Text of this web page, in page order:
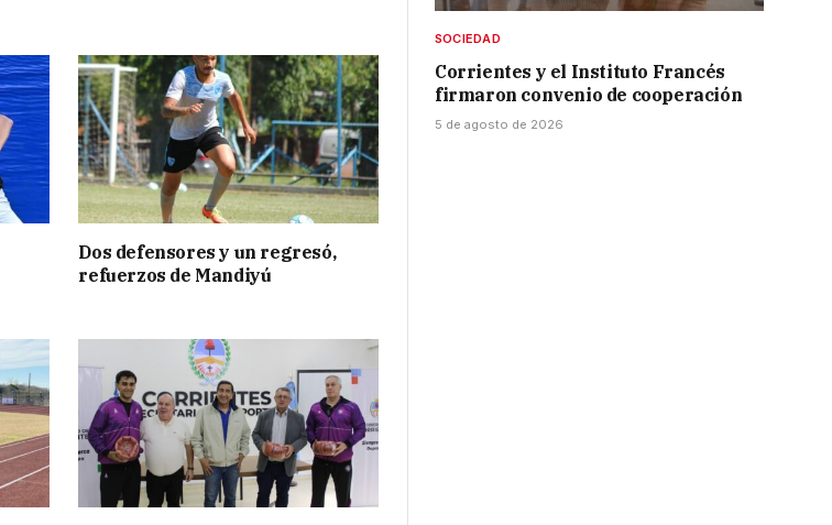
Dos defensores y un regresó,
refuerzos de Mandiyú
SOCIEDAD
Corrientes y el Instituto Francés
firmaron convenio de cooperación
5 de agosto de 2026